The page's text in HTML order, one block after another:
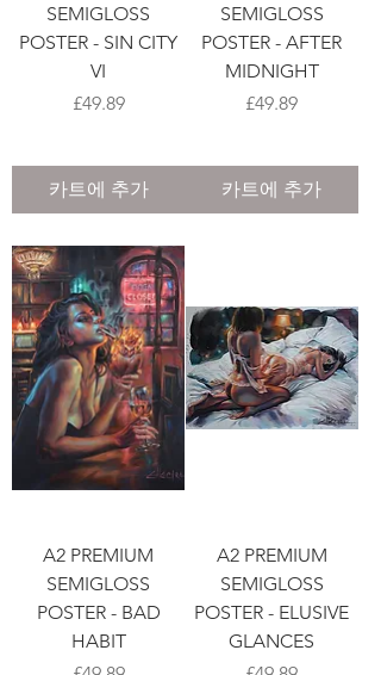
SEMIGLOSS
POSTER - SIN CITY
VI
가격
£49.89
카트에 추가
SEMIGLOSS
POSTER - AFTER
MIDNIGHT
가격
£49.89
카트에 추가
A2 PREMIUM
SEMIGLOSS
POSTER - BAD
HABIT
A2 PREMIUM
SEMIGLOSS
POSTER - ELUSIVE
GLANCES